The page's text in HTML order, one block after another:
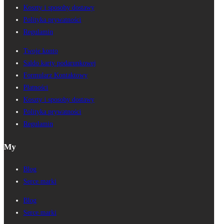
Koszty i sposoby dostawy
Polityka prywatności
Regulamin
Twoje konto
Saldo karty podarunkowej
Formularz Kontaktowy
Płatności
Koszty i sposoby dostawy
Polityka prywatności
Regulamin
My
Blog
Serce marki
Blog
Serce marki